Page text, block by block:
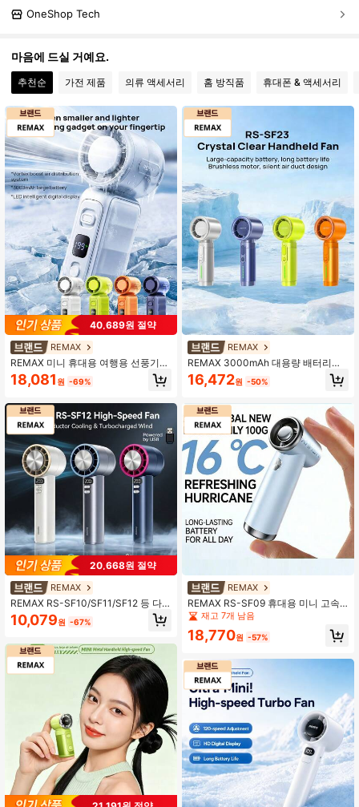
OneShop Tech
마음에 드실 거예요.
추천순 가전 제품 의류 액세서리 홈 방직품 휴대폰 & 액세서리
40,689원 절약
REMAX
REMAX 미니 휴대용 여행용 선풍기는
작고 가벼우며 휴대가 간편합니다. 19
9단계 무단계 냉방, 터보급 풍량 시스
트랩 및 LED 스마트 디지털 디스플레
이를 갖추고 있습니다.
18,081 원 -69%
20,668원 절약
REMAX
REMAX RS-SF10/SF11/SF12 등 다
양한 모델의 휴대용 선풍기, 미니 휴대
용 충전식 선풍기, 고출력, 저소음 야
10,079원 -67%
REMAX
REMAX 3000mAh 대용량 배터리로
오래 사용 가능한 휴대용 선풍기입니
다. 5단계 풍속 조절과 조용한 작동으
으며, USB 충전 기능까지 갖추고 있습
니다. 학생 기숙사, 사무실, 여행 등 여
름철 더위를 식히는 데 필수적인 아이
템입니다.
16,472원 -50%
REMAX
REMAX RS-SF09 휴대용 미니 고속
선풍기 (2500mAh 배터리 탑재). 컴팩
트하고 휴대하기 편리하며, 강력한 3
0,000RPM 모터, 간편한 휴대를 위한
다. 여름철 야외 활동에 필수품입니다.
재고 7개 남음
18,770원 -57%